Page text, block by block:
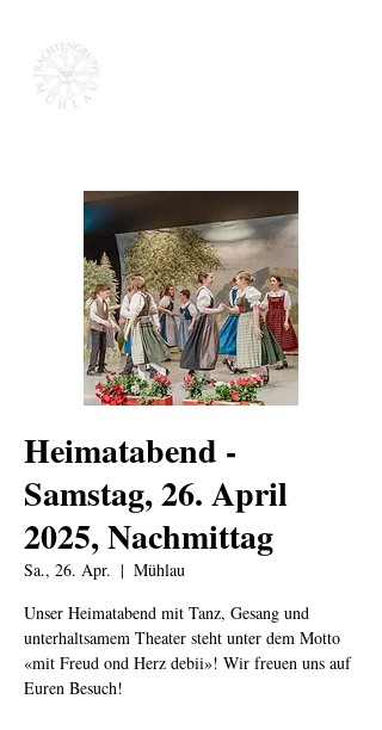
Heimatabend -
Samstag, 26. April
2025, Nachmittag
Sa., 26. Apr.
  |
Mühlau
Unser Heimatabend mit Tanz, Gesang und
unterhaltsamem Theater steht unter dem Motto
«mit Freud ond Herz debii»! Wir freuen uns auf
Euren Besuch!